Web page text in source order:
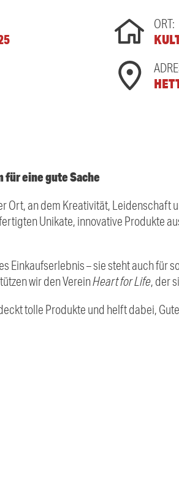
ORT:
für eine gute Sache
Ort, an dem Kreativität, Leidenschaft
Unikate, innovative Produkte
Einkaufserlebnis – sie steht auch für
wir den VereinHeart for Life, der
tolle Produkte und helft dabei,